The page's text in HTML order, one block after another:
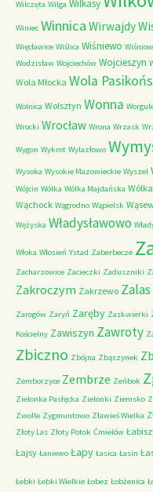
Wilczęta Wilga Wilkasy
Winiec Winnica Wirwajdy
Więcławice Wiślica Wiśniewo
Wodzisław Wojciechów Wojcieszyn
Wola Młocka Wola
Wolnica Wolsztyn Wonna
Wrocki Wrocław Wrona Wrzask
Wygon Wykrot Wylazłowo
Wysoka Wysokie Mazowieckie Wyszel
Wójcin Wólka Wólka Majdańska
Wąchock Wągrodno Wąpielsk
Wężyska Władysławowo
Włoka Włosień Ystad Zaberbecze
Zacharzowice Zacieczki Zaduszniki
Zakroczym Zakrzewo Zalas
Zarogów Zaryń Zaręby Zaskwierki
Kościelny Zawiszyn Zawroty
Zbiczno Zbójna Zbąszynek
Zemborzyce Zembrze Zeńbok
Zielonka Pasłęcka Zielonki Ziemsko
Zwolle Zygmuntowo Zławieś Wielka
Złoty Las Złoty Potok Ćmielów
Łajsy Łaniewo Łapy Łasica Łasin
Łebki Łebki Wielkie Łobez Łobżenica